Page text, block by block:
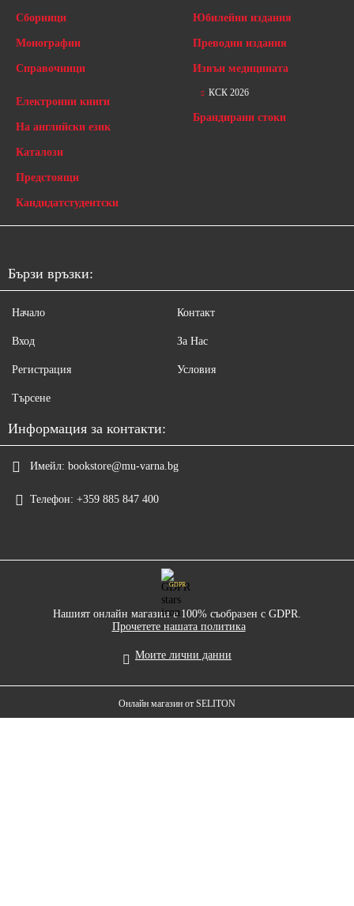
Сборници
Монографии
Справочници
Юбилейни издания
Преводни издания
Извън медицината
Електронни книги
На английски език
Каталози
Предстоящи
Кандидатстудентски
КСК 2026
Брандирани стоки
Бързи връзки:
Начало
Вход
Регистрация
Търсене
Контакт
За Нас
Условия
Информация за контакти:
Имейл: bookstore@mu-varna.bg
Телефон: +359 885 847 400
GDPR
Нашият онлайн магазин е 100% съобразен с GDPR.
Прочетете нашата политика
Моите лични данни
Онлайн магазин от SELITON